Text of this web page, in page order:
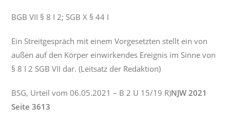
BGB VII § 8 I 2; SGB X § 44 I
Ein Streitgespräch mit einem Vorgesetzten stellt ein von
außen auf den Körper einwirkendes Ereignis im Sinne von
§ 8 I 2 SGB VII dar. (Leitsatz der Redaktion)
BSG, Urteil vom 06.05.2021 – B 2 U 15/19 R)NJW 2021
Seite 3613